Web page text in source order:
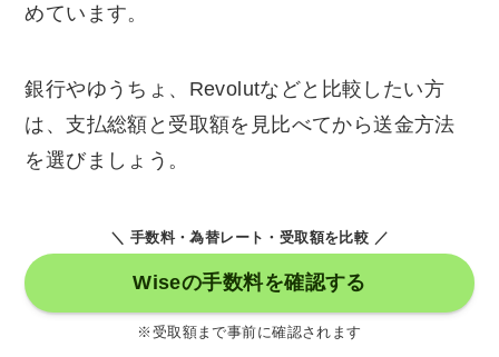
めています。
銀行やゆうちょ、Revolutなどと比較したい方
は、支払総額と受取額を見比べてから送金方法
を選びましょう。
＼ 手数料・為替レート・受取額を比較 ／
Wiseの手数料を確認する
※受取額まで事前に確認されます